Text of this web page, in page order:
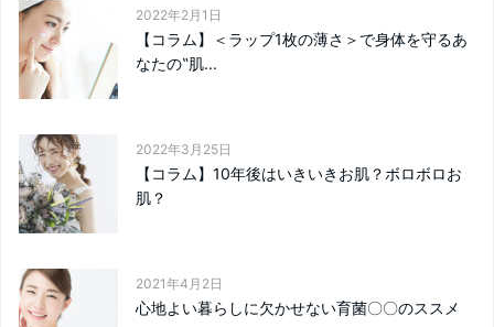
2022年2月1日
【コラム】＜ラップ1枚の薄さ＞で身体を守るあ
なたの‟肌...
2022年3月25日
【コラム】10年後はいきいきお肌？ボロボロお
肌？
2021年4月2日
心地よい暮らしに欠かせない育菌〇〇のススメ